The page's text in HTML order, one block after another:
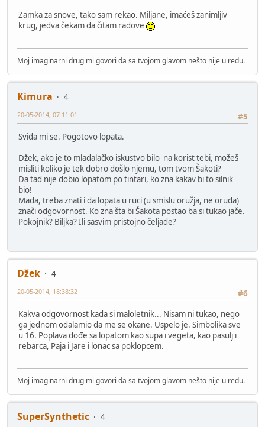
Zamka za snove, tako sam rekao. Miljane, imaćeš zanimljiv
krug, jedva čekam da čitam radove
Moj imaginarni drug mi govori da sa tvojom glavom nešto nije u redu.
Kimura
4
#5
20-05-2014, 07:11:01
Sviđa mi se. Pogotovo lopata.
Džek, ako je to mladalačko iskustvo bilo na korist tebi, možeš
misliti koliko je tek dobro došlo njemu, tom tvom Šakoti?
Da tad nije dobio lopatom po tintari, ko zna kakav bi to silnik
bio!
Mada, treba znati i da lopata u ruci (u smislu oružja, ne oruđa)
znači odgovornost. Ko zna šta bi Šakota postao ba si tukao jače.
Pokojnik? Biljka? Ili sasvim pristojno čeljade?
Džek
4
#6
20-05-2014, 18:38:32
Kakva odgovornost kada si maloletnik... Nisam ni tukao, nego
ga jednom odalamio da me se okane. Uspelo je. Simbolika sve
u 16. Poplava dođe sa lopatom kao supa i vegeta, kao pasulj i
rebarca, Paja i Jare i lonac sa poklopcem.
Moj imaginarni drug mi govori da sa tvojom glavom nešto nije u redu.
SuperSynthetic
4